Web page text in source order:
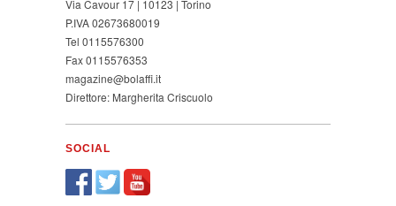
Via Cavour 17 | 10123 | Torino
P.IVA 02673680019
Tel 0115576300
Fax 0115576353
magazine@bolaffi.it
Direttore: Margherita Criscuolo
SOCIAL